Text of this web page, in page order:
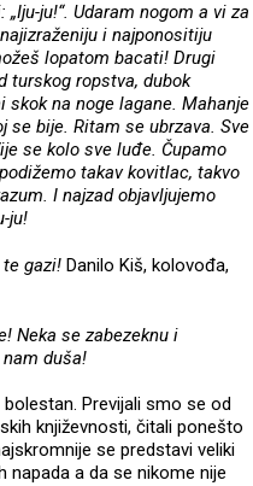
ju!“. Udaram nogom a vi za
i najponositiju
lopatom bacati! Drugi
turskog ropstva, dubok
skok na noge lagane. Mahanje
se bije. Ritam se ubrzava. Sve
se kolo sve luđe. Čupamo
takav kovitlac, takvo
I najzad objavljujemo
ju!
te gazi! Danilo Kiš, kolovođa,
Neka se zabezeknu i
duša!
Previjali smo se od
književnosti, čitali ponešto
se predstavi veliki
napada a da se nikome nije